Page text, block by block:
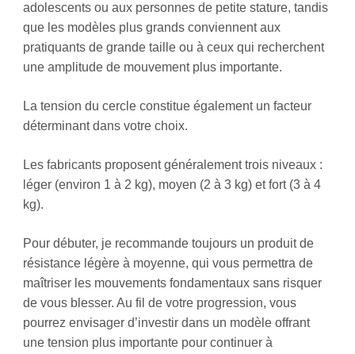
adolescents ou aux personnes de petite stature, tandis
que les modèles plus grands conviennent aux
pratiquants de grande taille ou à ceux qui recherchent
une amplitude de mouvement plus importante.
La tension du cercle constitue également un facteur
déterminant dans votre choix.
Les fabricants proposent généralement trois niveaux :
léger (environ 1 à 2 kg), moyen (2 à 3 kg) et fort (3 à 4
kg).
Pour débuter, je recommande toujours un produit de
résistance légère à moyenne, qui vous permettra de
maîtriser les mouvements fondamentaux sans risquer
de vous blesser. Au fil de votre progression, vous
pourrez envisager d’investir dans un modèle offrant
une tension plus importante pour continuer à